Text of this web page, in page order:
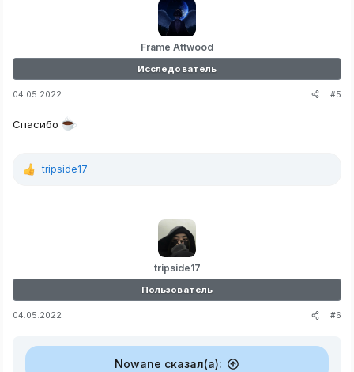
Frame Attwood
Исследователь
04.05.2022 #5
Спасибо
Р
tripside17
tripside17
Пользователь
04.05.2022 #6
Nowane сказал(а):